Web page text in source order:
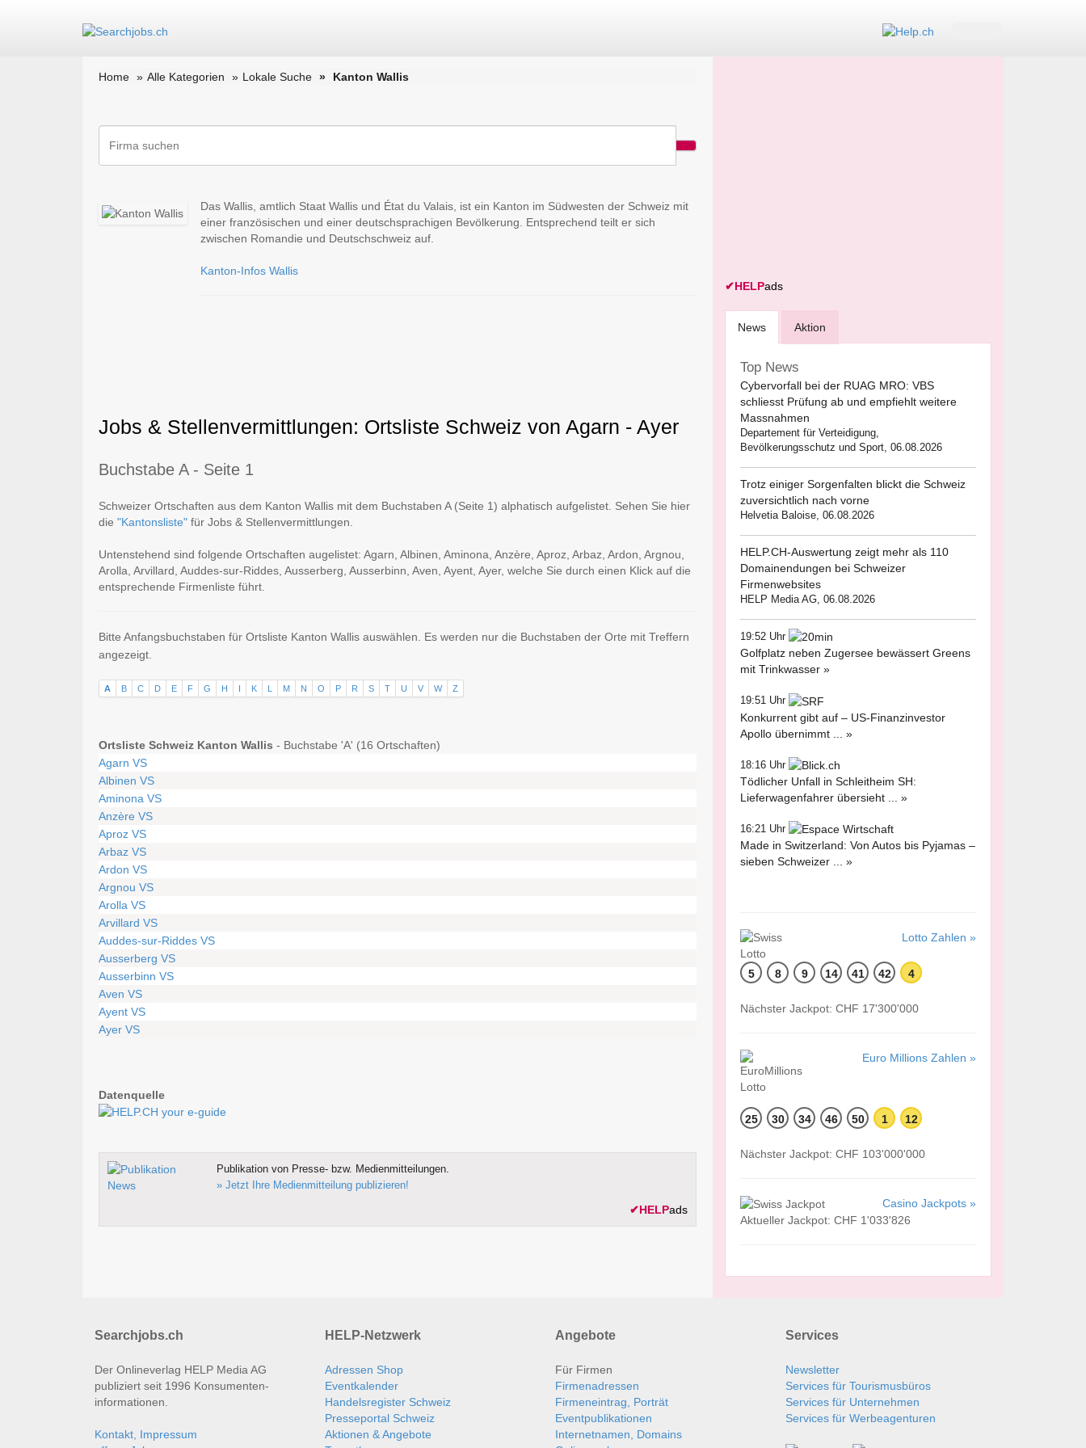
Home Alle Kategorien Lokale Suche Kanton Wallis
Das Wallis, amtlich Staat Wallis und État du Valais, ist ein Kanton im Südwesten der Schweiz mit
einer französischen und einer deutschsprachigen Bevölkerung. Entsprechend teilt er sich
zwischen Romandie und Deutschschweiz auf.
Kanton-Infos Wallis
Jobs & Stellenvermittlungen: Ortsliste Schweiz von Agarn - Ayer
Buchstabe A - Seite 1
Schweizer Ortschaften aus dem Kanton Wallis mit dem Buchstaben A (Seite 1) alphatisch aufgelistet. Sehen Sie hier
die "Kantonsliste" für Jobs & Stellenvermittlungen.
Untenstehend sind folgende Ortschaften augelistet: Agarn, Albinen, Aminona, Anzère, Aproz, Arbaz, Ardon, Argnou,
Arolla, Arvillard, Auddes-sur-Riddes, Ausserberg, Ausserbinn, Aven, Ayent, Ayer, welche Sie durch einen Klick auf die
entsprechende Firmenliste führt.
Bitte Anfangsbuchstaben für Ortsliste Kanton Wallis auswählen. Es werden nur die Buchstaben der Orte mit Treffern
angezeigt.
A B C D E F G H I K L M N O P R S T U V W Z
Ortsliste Schweiz Kanton Wallis - Buchstabe 'A' (16 Ortschaften)
Agarn VS
Albinen VS
Aminona VS
Anzère VS
Aproz VS
Arbaz VS
Ardon VS
Argnou VS
Arolla VS
Arvillard VS
Auddes-sur-Riddes VS
Ausserberg VS
Ausserbinn VS
Aven VS
Ayent VS
Ayer VS
Datenquelle
Publikation von Presse- bzw. Medienmitteilungen.
» Jetzt Ihre Medienmitteilung publizieren!
✔HELPads
✔HELPads
News Aktion
Top News
Cybervorfall bei der RUAG MRO: VBS
schliesst Prüfung ab und empfiehlt weitere
Massnahmen
Departement für Verteidigung,
Bevölkerungsschutz und Sport, 06.08.2026
Trotz einiger Sorgenfalten blickt die Schweiz
zuversichtlich nach vorne
Helvetia Baloise, 06.08.2026
HELP.CH-Auswertung zeigt mehr als 110
Domainendungen bei Schweizer
Firmenwebsites
HELP Media AG, 06.08.2026
19:52 Uhr
Golfplatz neben Zugersee bewässert Greens
mit Trinkwasser »
19:51 Uhr
Konkurrent gibt auf – US-Finanzinvestor
Apollo übernimmt ... »
18:16 Uhr
Tödlicher Unfall in Schleitheim SH:
Lieferwagenfahrer übersieht ... »
16:21 Uhr
Made in Switzerland: Von Autos bis Pyjamas –
sieben Schweizer ... »
Lotto Zahlen »
5 8 9 14 41 42 4
Nächster Jackpot: CHF 17'300'000
Euro Millions Zahlen »
25 30 34 46 50 1 12
Nächster Jackpot: CHF 103'000'000
Casino Jackpots »
Aktueller Jackpot: CHF 1'033'826
Searchjobs.ch
Der Onlineverlag HELP Media AG
publiziert seit 1996 Konsumenten­
informationen.
Kontakt, Impressum
HELP-Netzwerk
Adressen Shop
Eventkalender
Handelsregister Schweiz
Presseportal Schweiz
Aktionen & Angebote
Angebote
Für Firmen
Firmenadressen
Firmeneintrag, Porträt
Eventpublikationen
Internetnamen, Domains
Services
Newsletter
Services für Tourismusbüros
Services für Unternehmen
Services für Werbeagenturen